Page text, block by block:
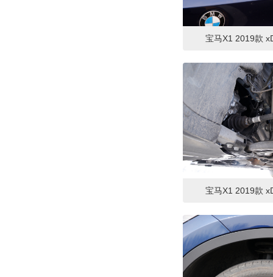
宝马X1 2019款
宝马X1 2019款